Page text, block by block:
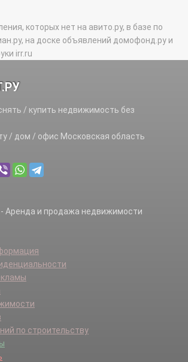
которых нет на авито.ру, в базе по
на доске объявлений домофонд.ру и
irr.ru
/ купить недвижимость без
/ дом / офис Московская область
по строительству